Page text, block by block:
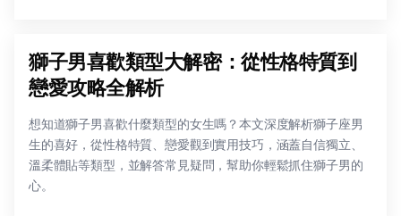
獅子男喜歡類型大解密：從性格特質到
戀愛攻略全解析
想知道獅子男喜歡什麼類型的女生嗎？本文深度解析獅子座男
生的喜好，從性格特質、戀愛觀到實用技巧，涵蓋自信獨立、
溫柔體貼等類型，並解答常見疑問，幫助你輕鬆抓住獅子男的
心。